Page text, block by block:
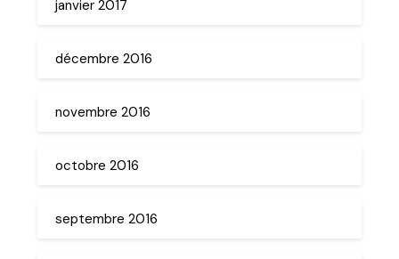
janvier 2017
décembre 2016
novembre 2016
octobre 2016
septembre 2016